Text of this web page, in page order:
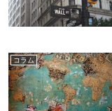
コラム